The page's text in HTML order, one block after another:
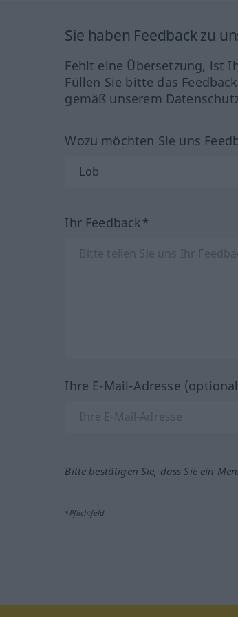
Sie haben Feedback zu
Fehlt eine Übersetzung, ist
Füllen Sie bitte das
gemäß unserem
Wozu möchten Sie uns
Ihr Feedback*
Ihre E-Mail-Adresse
Bitte bestätigen Sie, dass Sie ein
*Pflichtfeld